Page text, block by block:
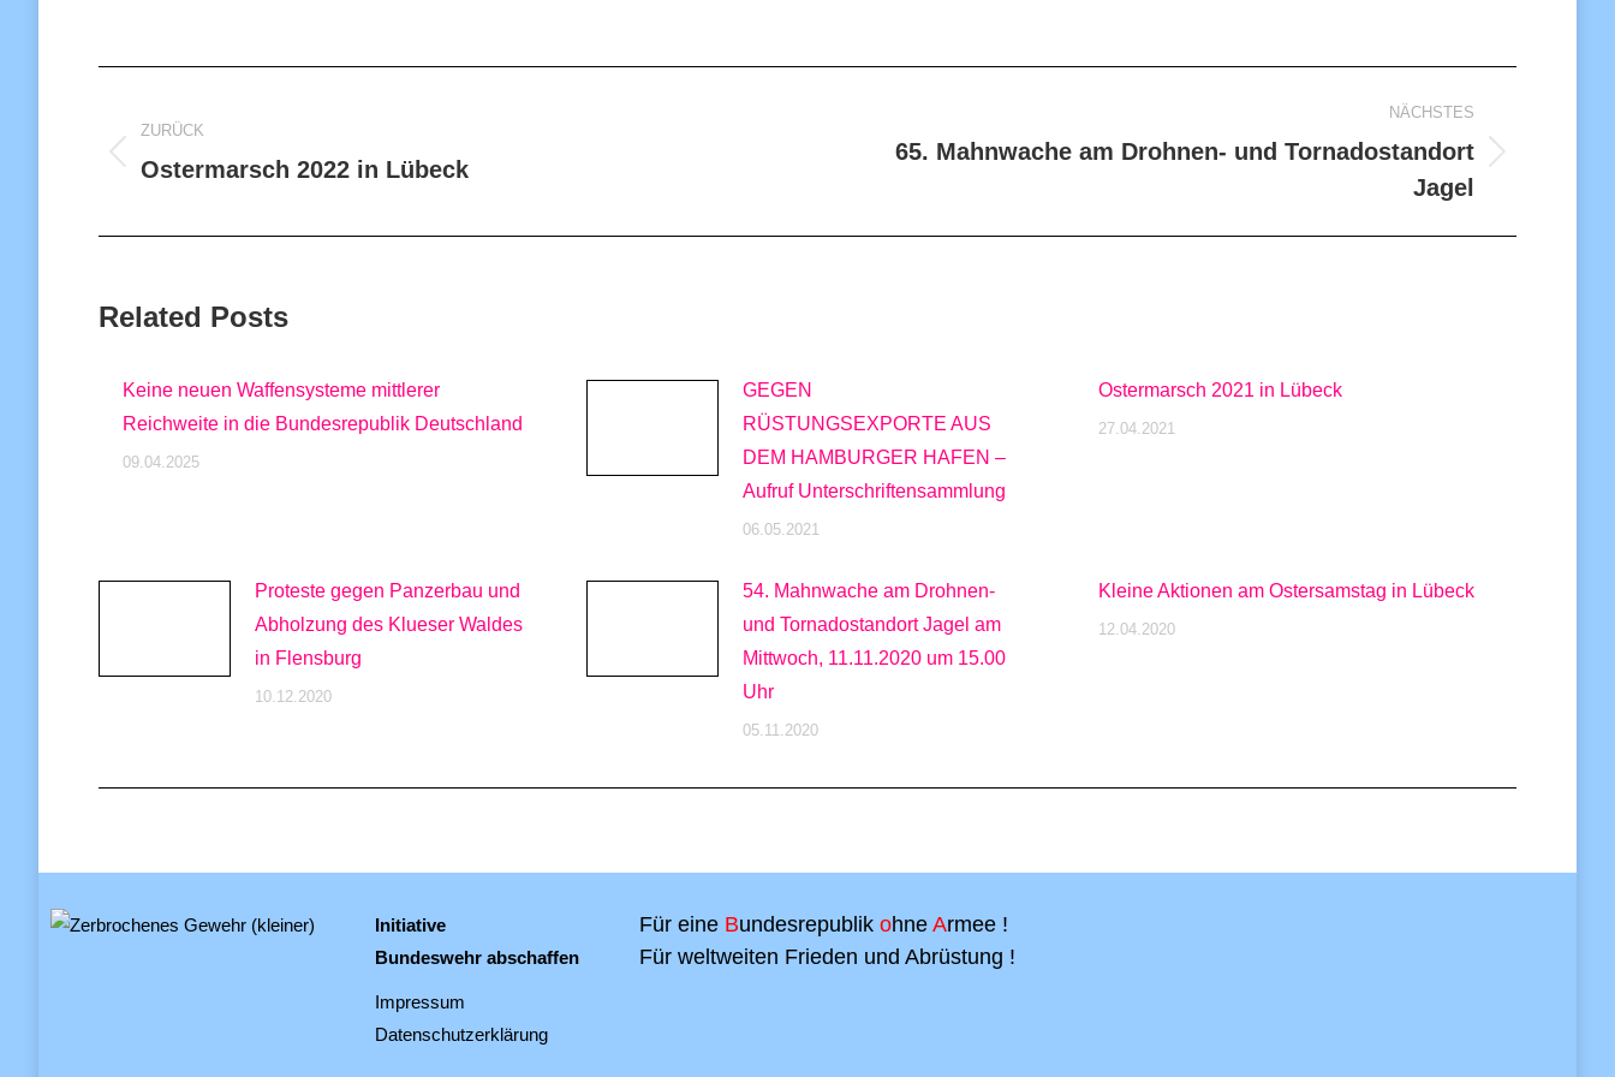
ZURÜCK
Vorheriger
Ostermarsch 2022 in Lübeck
NÄCHSTES
Nächster
65. Mahnwache am Drohnen- und Tornadostandort
Jagel
Related Posts
Keine neuen Waffensysteme mittlerer
Reichweite in die Bundesrepublik Deutschland
09.04.2025
GEGEN
RÜSTUNGSEXPORTE AUS
DEM HAMBURGER HAFEN –
Aufruf Unterschriftensammlung
06.05.2021
Ostermarsch 2021 in Lübeck
27.04.2021
Proteste gegen Panzerbau und
Abholzung des Klueser Waldes
in Flensburg
10.12.2020
54. Mahnwache am Drohnen-
und Tornadostandort Jagel am
Mittwoch, 11.11.2020 um 15.00
Uhr
05.11.2020
Kleine Aktionen am Ostersamstag in Lübeck
12.04.2020
Initiative
Bundeswehr abschaffen
Impressum
Datenschutzerklärung
Für eine Bundesrepublik ohne Armee !
Für weltweiten Frieden und Abrüstung !